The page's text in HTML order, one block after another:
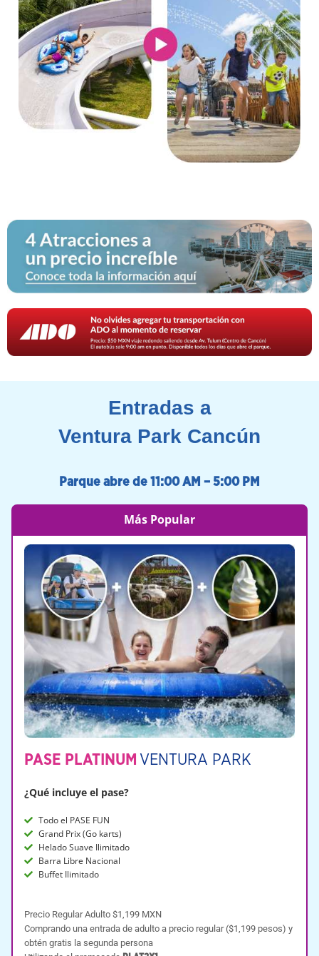
Entradas a
Ventura Park Cancún
Parque abre de 11:00 AM – 5:00 PM
Más Popular
PASE PLATINUM VENTURA PARK
¿Qué incluye el pase?
Todo el PASE FUN
Grand Prix (Go karts)
Helado Suave Ilimitado
Barra Libre Nacional
Buffet Ilimitado
Precio Regular Adulto $1,199 MXN
Comprando una entrada de adulto a precio regular ($1,199 pesos) y
obtén gratis la segunda persona